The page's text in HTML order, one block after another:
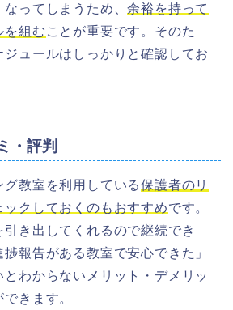
なってしまうため、余裕を持って
を組む ことが重要です。そのた
ュールはしっかりと確認してお
・評判
グ教室を利用している保護者のリ
クしておくのもおすすめです。
引き出してくれるので継続でき
報告がある教室で安心できた」
わからないメリット・デメリッ
きます。